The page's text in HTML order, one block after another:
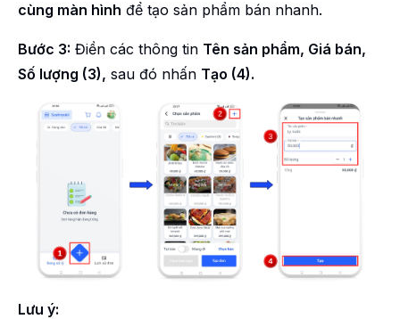
cùng màn hình để tạo sản phẩm bán nhanh.
Bước 3: Điền các thông tin Tên sản phẩm, Giá bán,
Số lượng (3), sau đó nhấn Tạo (4).
Lưu ý: